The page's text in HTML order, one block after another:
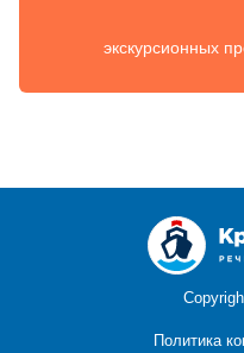
экскурсионных
Политика